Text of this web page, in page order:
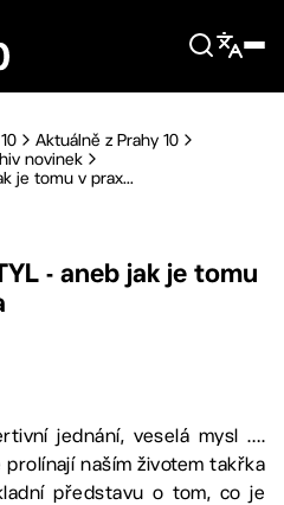
Aktuálně z Prahy 10
novinek
je tomu v prax...
- aneb jak je tomu
jednání, veselá mysl ….
naším životem takřka
představu o tom, co je